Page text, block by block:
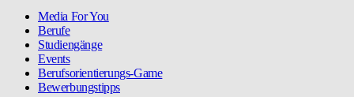
Media For You
Berufe
Studiengänge
Events
Berufsorientierungs-Game
Bewerbungstipps